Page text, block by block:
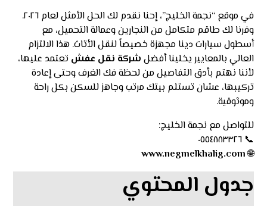
في موقع “نجمة الخليج”، إحنا نقدم لك الحل الأمثل لعام ٢٠٢٦.
وفرنا لك طاقم متكامل من النجارين وعمالة التحميل، مع
أسطول سيارات دينا مجهزة خصيصاً لنقل الأثاث. هذا الالتزام
العالي بالمعايير يخلينا أفضل شركة نقل عفش تعتمد عليها،
لأننا نهتم بأدق التفاصيل من لحظة فك الغرف وحتى إعادة
تركيبها، عشان تستلم بيتك مرتب وجاهز للسكن بكل راحة
وموثوقية.
للتواصل مع نجمة الخليج:
📞 ٠٥٥٤٨٨٣٣٢٦
🌐
www.negmelkhalig.com
جدول المحتوي